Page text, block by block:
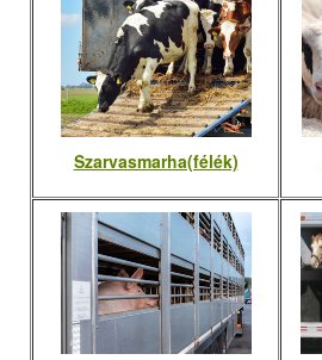
Szarvasmarha(félék)